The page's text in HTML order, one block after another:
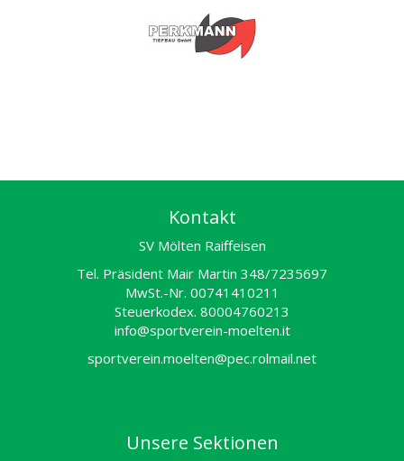
Kontakt
SV Mölten Raiffeisen
Tel. Präsident Mair Martin 348/7235697
MwSt.-Nr. 00741410211
Steuerkodex. 80004760213
info@sportverein-moelten.it
sportverein.moelten@pec.rolmail.net
Unsere Sektionen